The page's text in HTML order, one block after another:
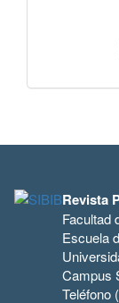
Revista
Facultad
Escuela
Campus
Teléfono